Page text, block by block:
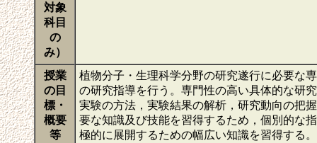
対象
科目
の
み）
授業
の目
標・
概要
等
植物分子・生理科学分野の研究遂行に必要な
の研究指導を行う。専門性の高い具体的な研
実験の方法，実験結果の解析，研究動向の把
要な知識及び技能を習得するため，個別的な
極的に展開するための幅広い知識を習得する